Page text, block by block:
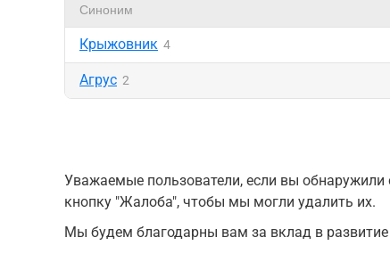
Синоним
Крыжовник 4
Агрус 2
Уважаемые пользователи, если вы обнаружили
кнопку "Жалоба", чтобы мы могли удалить их.
Мы будем благодарны вам за вклад в развитие